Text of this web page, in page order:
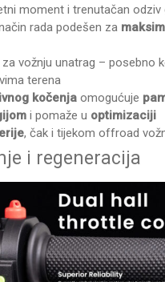
moment i trenutačan odziv
rada podešen za
vožnju unatrag – posebno
terena
kočenja omogućuje
i pomaže u optimizaciji
, čak i tijekom offroad
i regeneracija